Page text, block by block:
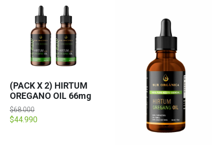
(PACK X 2) HIRTUM
OREGANO OIL 66mg
$68.000
$44.990